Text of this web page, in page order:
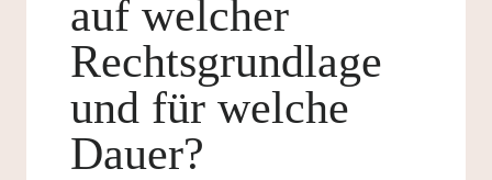
auf welcher
Rechtsgrundlage
und für welche
Dauer?